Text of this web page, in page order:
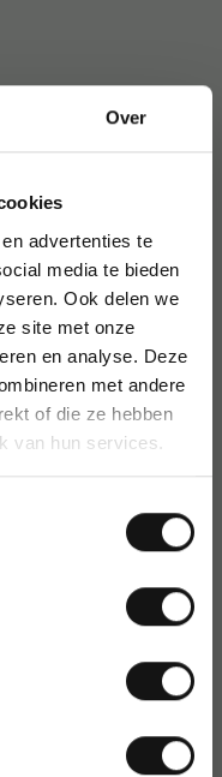
Over
advertenties te
media te bieden
Ook delen we
site met onze
en analyse. Deze
met andere
of die ze hebben
van hun services.